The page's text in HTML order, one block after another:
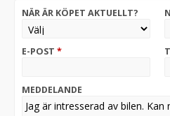
Excitement
Navigation
Rattvärme
Helskinnsklädsel
NÄR ÄR KÖPET AKTUELLT?
E-POST *
MEDDELANDE